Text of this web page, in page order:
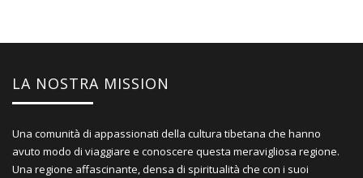
LA NOSTRA MISSION
Una comunità di appassionati della cultura tibetana che hanno
avuto modo di viaggiare e conoscere questa meravigliosa regione.
Una regione affascinante, densa di spiritualità che con i suoi